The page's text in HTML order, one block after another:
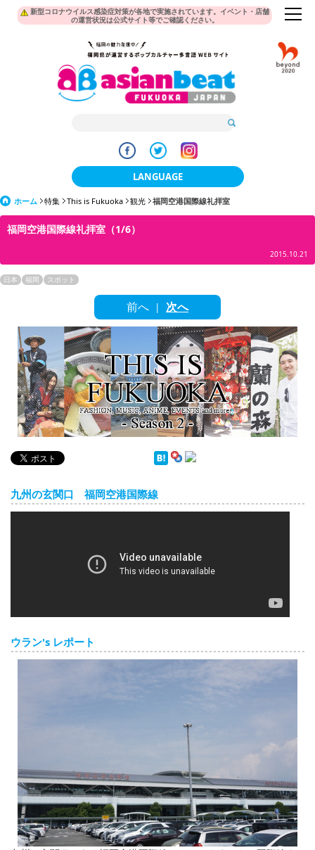
新型コロナウイルス感染症対策が各地で実施されています。イベント・店舗
の運営状況は公式サイト等でご確認ください。
LANGUAGE
日本語
English
ภาษาไทย
tiéng Viêt
Bahasa Indonesia
ホーム 特集 This is Fukuoka 観光 福岡空港国際線礼拝室
福岡空港国際線礼拝室（1/6）
2015.10.21
日本 福岡 スポット
前へ | 次へ
九州の玄関口 福岡空港国際線
ウラン's レポート